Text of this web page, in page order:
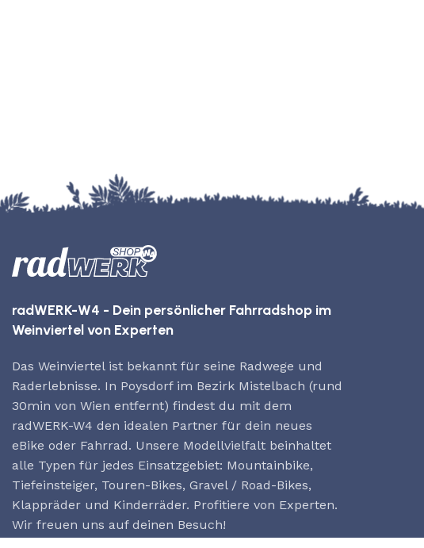
radWERK-W4 - Dein persönlicher Fahrradshop im
Weinviertel von Experten
Das Weinviertel ist bekannt für seine Radwege und
Raderlebnisse. In Poysdorf im Bezirk Mistelbach (rund
30min von Wien entfernt) findest du mit dem
radWERK-W4 den idealen Partner für dein neues
eBike oder Fahrrad. Unsere Modellvielfalt beinhaltet
alle Typen für jedes Einsatzgebiet: Mountainbike,
Tiefeinsteiger, Touren-Bikes, Gravel / Road-Bikes,
Klappräder und Kinderräder. Profitiere von Experten.
Wir freuen uns auf deinen Besuch!